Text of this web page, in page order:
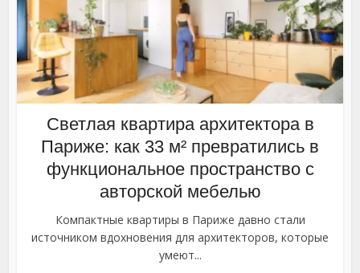
Светлая квартира архитектора в
Париже: как 33 м² превратились в
функциональное пространство с
авторской мебелью
Компактные квартиры в Париже давно стали
источником вдохновения для архитекторов, которые
умеют...